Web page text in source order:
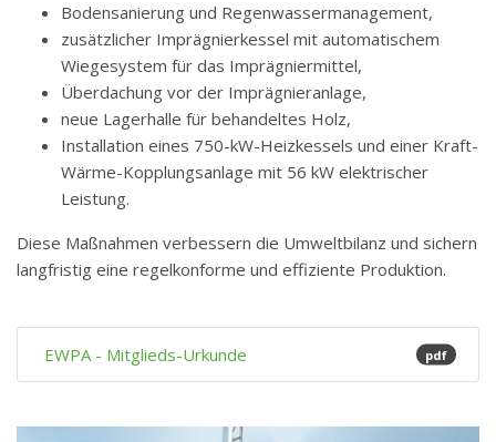
Bodensanierung und Regenwassermanagement,
zusätzlicher Imprägnierkessel mit automatischem
Wiegesystem für das Imprägniermittel,
Überdachung vor der Imprägnieranlage,
neue Lagerhalle für behandeltes Holz,
Installation eines 750-kW-Heizkessels und einer Kraft-
Wärme-Kopplungsanlage mit 56 kW elektrischer
Leistung.
Diese Maßnahmen verbessern die Umweltbilanz und sichern
langfristig eine regelkonforme und effiziente Produktion.
pdf
EWPA - Mitglieds-Urkunde